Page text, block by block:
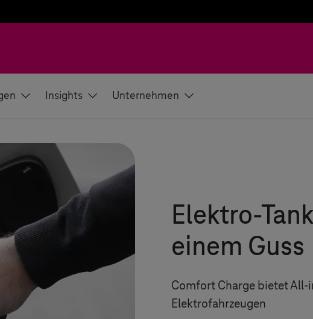
Insights Unternehmen
Elektro-
einem Guss
Comfort Charge bietet All-
Elektrofahrzeugen